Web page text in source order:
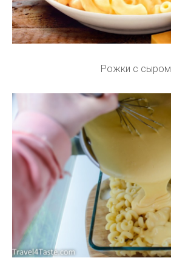
Рожки с сыром